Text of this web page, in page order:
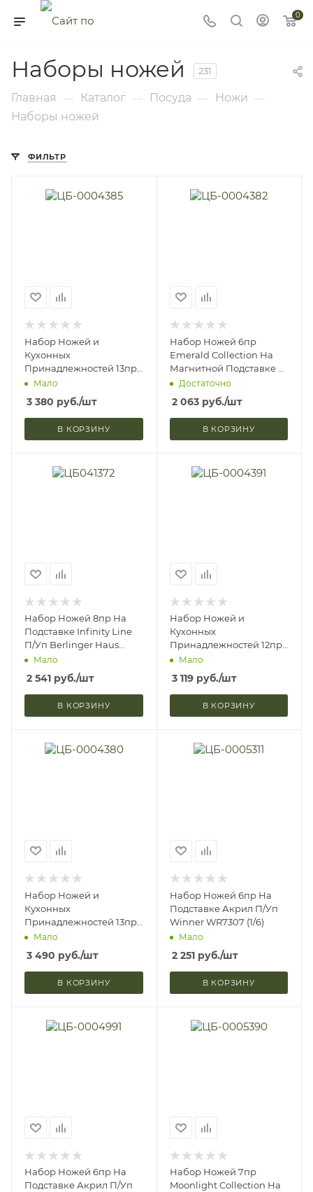
0
Наборы ножей 231
Главная — Каталог — Посуда — Ножи —
Наборы ножей
ФИЛЬТР
Набор Ножей и
Кухонных
Принадлежностей 13пр
I-Rose Collection На
Подтавке П/Уп Berlinger
Haus BH2546
Мало
3 380 руб./шт
В КОРЗИНУ
Набор Ножей 6пр
Emerald Collection На
Магнитной Подставке П/
Уп Berlinger Haus
Достаточно
2 063руб./шт
В КОРЗИНУ
Набор Ножей 8пр На
Подставке Infinity Line
П/Уп Berlinger Haus
BH2042 (6)
Мало
2 541 руб./шт
В КОРЗИНУ
Набор Ножей и
Кухонных
Принадлежностей 12пр
Aquamarine Metallic Line
На П П/У Berlinger Haus
BH6249
Мало
3 119руб./шт
В КОРЗИНУ
Набор Ножей и
Кухонных
Принадлежностей 13пр
Black Rose Collection На
Подт П/Уп Berlinger
Haus BH2507
Мало
3 490 руб./шт
В КОРЗИНУ
Набор Ножей 6пр На
Подставке Акрил П/Уп
Winner WR7307 (1/6)
Мало
2 251руб./шт
В КОРЗИНУ
Набор Ножей 6пр На
Подставке Акрил П/Уп
Набор Ножей 7пр
Moonlight Collection На